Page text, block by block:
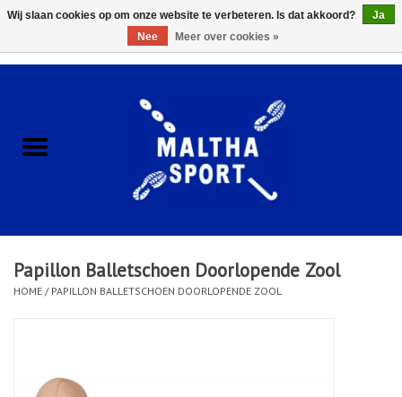
ACCESSOIRES/HARDWARE
KLEDING
CLUBSHOPS
Afspraak Loop Analyse
Papillon Balletschoen Doorlopende Zool
HOME / PAPILLON BALLETSCHOEN DOORLOPENDE ZOOL
Wij slaan cookies op om onze website te verbeteren. Is dat akkoord?
Ja
Nee
Meer over cookies »